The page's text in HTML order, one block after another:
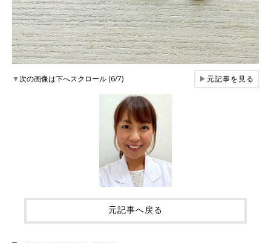
▼次の画像は下へスクロール (6/7) ▶元記事を見る
元記事へ戻る